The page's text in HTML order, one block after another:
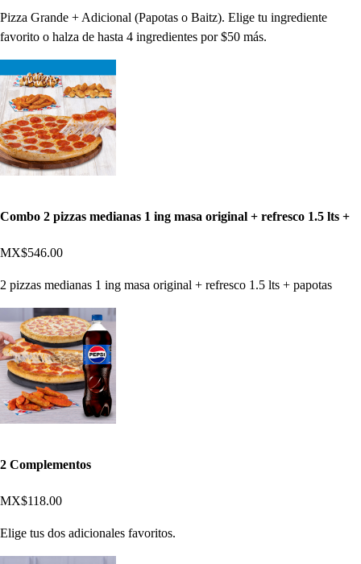
Pizza Grande + Adicional (Papotas o Baitz). Elige tu ingrediente
favorito o halza de hasta 4 ingredientes por $50 más.
Combo 2 pizzas medianas 1 ing masa original + refresco 1.5 lts +
MX$546.00
2 pizzas medianas 1 ing masa original + refresco 1.5 lts + papotas
2 Complementos
MX$118.00
Elige tus dos adicionales favoritos.